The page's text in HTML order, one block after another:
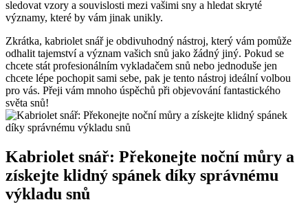
sledovat vzory a souvislosti mezi vašimi sny a hledat skryté
významy, které by vám jinak unikly.
Zkrátka, kabriolet snář je obdivuhodný nástroj, který vám pomůže
odhalit tajemství a význam vašich snů jako žádný jiný. Pokud se
chcete stát profesionálním vykladačem snů nebo jednoduše jen
chcete lépe pochopit sami sebe, pak je tento nástroj ideální volbou
pro vás. Přeji vám mnoho úspěchů při objevování fantastického
světa snů!
Kabriolet snář: Překonejte noční můry a
získejte klidný spánek díky správnému
výkladu snů